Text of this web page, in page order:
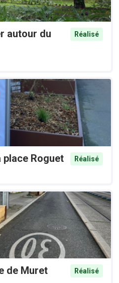
autour du
Réalisé
Roguet
Réalisé
de Muret
Réalisé